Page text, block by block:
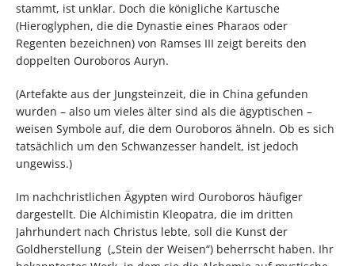
stammt, ist unklar. Doch die königliche Kartusche
(Hieroglyphen, die die Dynastie eines Pharaos oder
Regenten bezeichnen) von Ramses III zeigt bereits den
doppelten Ouroboros Auryn.
(Artefakte aus der Jungsteinzeit, die in China gefunden
wurden – also um vieles älter sind als die ägyptischen –
weisen Symbole auf, die dem Ouroboros ähneln. Ob es sich
tatsächlich um den Schwanzesser handelt, ist jedoch
ungewiss.)
Im nachchristlichen Ägypten wird Ouroboros häufiger
dargestellt. Die Alchimistin Kleopatra, die im dritten
Jahrhundert nach Christus lebte, soll die Kunst der
Goldherstellung („Stein der Weisen“) beherrscht haben. Ihr